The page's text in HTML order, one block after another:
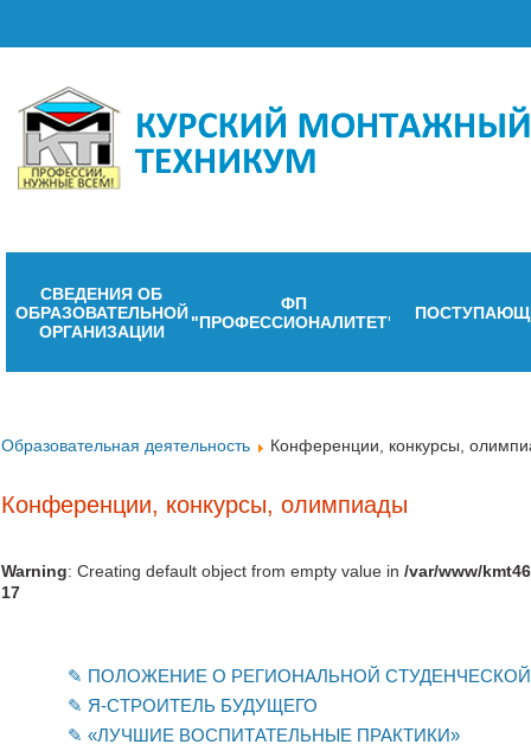
СВЕДЕНИЯ ОБ
ОБРАЗОВАТЕЛЬНОЙ
ОРГАНИЗАЦИИ
ФП
"ПРОФЕССИОНАЛИТЕТ"
Образовательная деятельность Конференции, конкурсы,
Конференции, конкурсы, олимпиады
Warning: Creating default object from empty value in /var/www/
17
ПОЛОЖЕНИЕ О РЕГИОНАЛЬНОЙ
Я-СТРОИТЕЛЬ БУДУЩЕГО
«ЛУЧШИЕ ВОСПИТАТЕЛЬНЫЕ ПРАКТИКИ»